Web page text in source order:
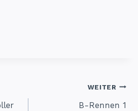
WEITER
B-Rennen 1